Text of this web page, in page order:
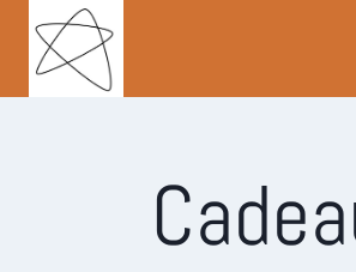
Doorgaan
inhoud